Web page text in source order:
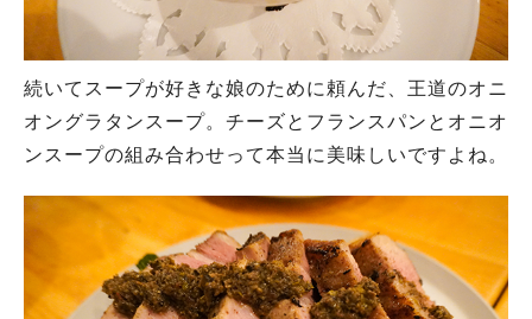
続いてスープが好きな娘のために頼んだ、王道のオニ
オングラタンスープ。チーズとフランスパンとオニオ
ンスープの組み合わせって本当に美味しいですよね。